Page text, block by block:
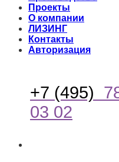
Проекты
О компании
ЛИЗИНГ
Контакты
Авторизация
+7 (495)
03 02